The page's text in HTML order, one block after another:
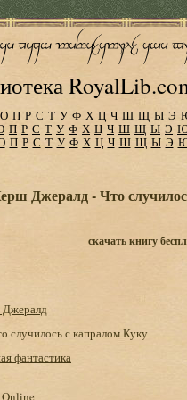
О П Р С Т У Ф Х Ц Ч Ш Щ Ы Э
П Р С Т У Ф Х Ц Ч Ш Щ Ы Э
П Р С Т У Ф Х Ц Ч Ш Щ Ы Э
Джералд - Что
скачать книгу
случилось с капралом Куку
фантастика
Online